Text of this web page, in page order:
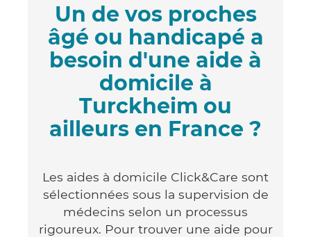
Un de vos proches
âgé ou handicapé a
besoin d'une aide à
domicile à
Turckheim ou
ailleurs en France ?
Les aides à domicile Click&Care sont
sélectionnées sous la supervision de
médecins selon un processus
rigoureux. Pour trouver une aide pour